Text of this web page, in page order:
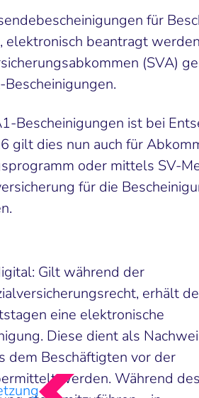
für
beantragt
(SVA)
Bescheinigungen ist bei
gilt dies nun auch für
oder mittels SV-
für die
Gilt während der
erhält
eine elektronische
Diese dient als
dem Beschäftigten vor der
werden. Während des